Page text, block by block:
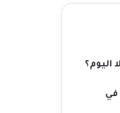
اليوم؟
في